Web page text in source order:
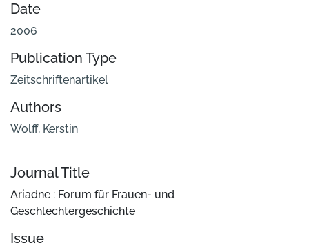
Date
2006
Publication Type
Zeitschriftenartikel
Authors
Wolff, Kerstin
Journal Title
Ariadne : Forum für Frauen- und
Geschlechtergeschichte
Issue